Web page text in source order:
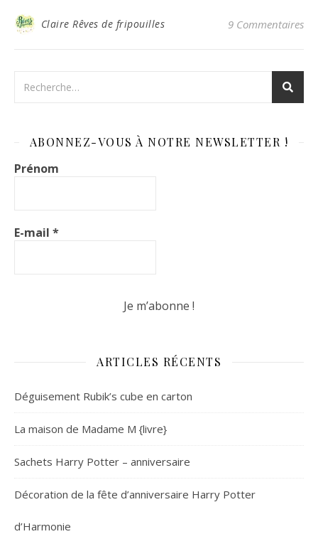
Claire Rêves de fripouilles 9 Commentaires
ABONNEZ-VOUS À NOTRE NEWSLETTER !
Prénom
E-mail *
ARTICLES RÉCENTS
Déguisement Rubik’s cube en carton
La maison de Madame M {livre}
Sachets Harry Potter – anniversaire
Décoration de la fête d’anniversaire Harry Potter
d’Harmonie